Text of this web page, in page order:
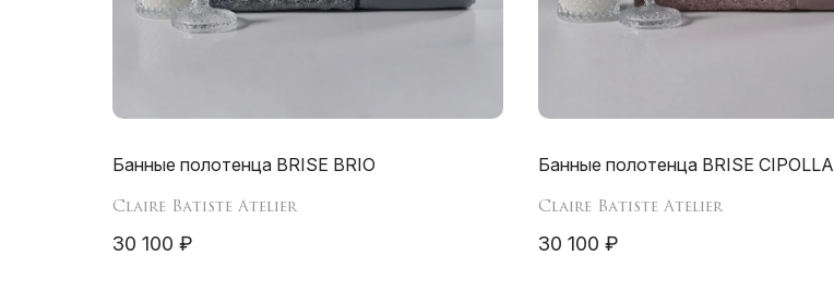
Банные полотенца BRISE BRIO
Claire Batiste Atelier
30 100 ₽
Банные полотенца BRISE CIPOLLA
Claire Batiste Atelier
30 100 ₽